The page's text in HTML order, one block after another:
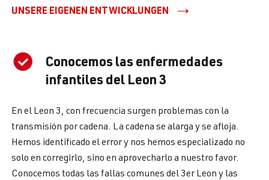
UNSERE EIGENEN ENTWICKLUNGEN
Conocemos las enfermedades
infantiles del Leon 3
En el Leon 3, con frecuencia surgen problemas con la
transmisión por cadena. La cadena se alarga y se afloja.
Hemos identificado el error y nos hemos especializado no
solo en corregirlo, sino en aprovecharlo a nuestro favor.
Conocemos todas las fallas comunes del 3er Leon y las